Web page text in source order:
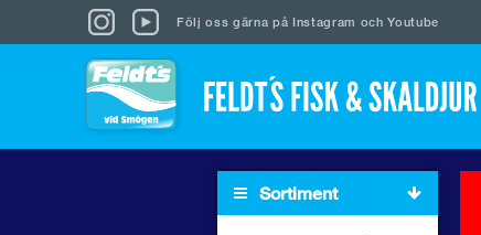
Följ oss gärna på Instagram ochYoutube
Sortiment